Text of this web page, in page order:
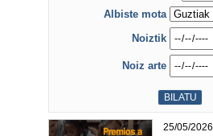
Albiste mota
Noiztik
Noiz arte
25/05/2026